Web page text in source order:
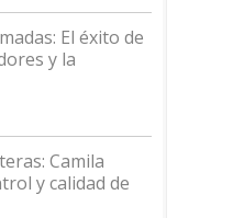
El éxito de
y la
Camila
y calidad de